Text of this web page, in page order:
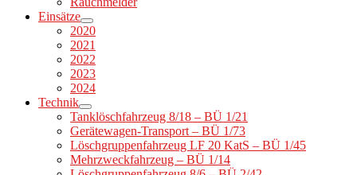
Einsätze
2020
2021
2022
2023
2024
Technik
Tanklöschfahrzeug 8/18 – BÜ 1/21
Gerätewagen-Transport – BÜ 1/73
Löschgruppenfahrzeug LF 20 KatS – BÜ 1/45
Mehrzweckfahrzeug – BÜ 1/14